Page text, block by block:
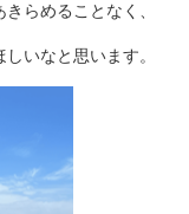
らめることなく、
いなと思います。